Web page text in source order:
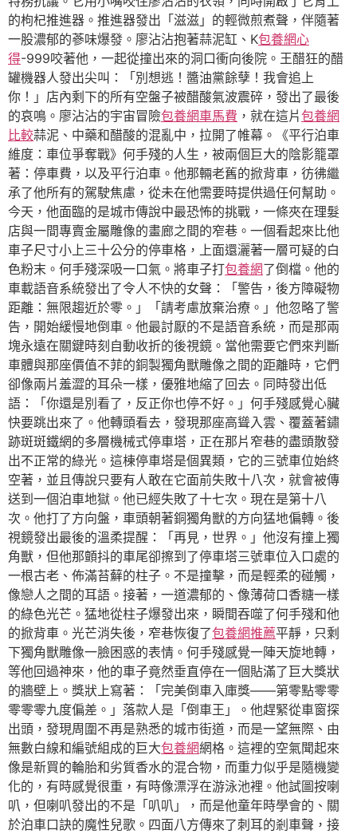
的枸杞推進器。推進器發出「滋滋」的輕微煎煮聲，伴隨著
一股濃郁的蔘味爆發。廖沾沾抱著蒜泥缸、K包養網心
得-999咬著他，一起從撞出來的洞口衝向後院。王醋狂的醋
罐機器人發出尖叫：「別想逃！醬油黨餘孽！我會追上
你！」店內剩下的所有空盤子被醋酸氣波震碎，發出了最後
的哀鳴。廖沾沾的宇宙冒險包養網車馬費 ，就在這片包養網
比較蒜泥、中藥和醋酸的混亂中，拉開了帷幕。《平行泊車
維度：車位爭奪戰》何手殘的人生，被兩個巨大的陰影籠罩
著：停車費，以及平行泊車。他那輛老舊的掀背車，彷彿繼
承了他所有的駕駛焦慮，從未在他需要時提供過任何幫助。
今天，他面臨的是城市傳說中最恐怖的挑戰，一條夾在理髮
店與一間專賣金屬雕像的畫廊之間的窄巷。一個看起來比他
車子尺寸小上三十公分的停車格，上面還灑著一層可疑的白
色粉末。何手殘深吸一口氣。將車子打包養網了倒檔。他的
車載語音系統發出了令人不快的女聲：「警告，後方障礙物
距離：無限趨近於零。」「請考慮放棄治療。」他忽略了警
告，開始緩慢地倒車。他最討厭的不是語音系統，而是那兩
塊永遠在關鍵時刻自動收折的後視鏡。當他需要它們來判斷
車體與那座價值不菲的銅製獨角獸雕像之間的距離時，它們
卻像兩片羞澀的耳朵一樣，優雅地縮了回去。同時發出低
語：「你還是別看了，反正你也停不好。」何手殘感覺心臟
快要跳出來了。他轉頭看去，發現那座高聳入雲、覆蓋著鏽
跡斑斑鐵網的多層機械式停車塔，正在那片窄巷的盡頭散發
出不正常的綠光。這棟停車塔是個異類，它的三號車位始終
空著，並且傳說只要有人敢在它面前失敗十八次，就會被傳
送到一個泊車地獄。他已經失敗了十七次。現在是第十八
次。他打了方向盤，車頭朝著銅獨角獸的方向猛地偏轉。後
視鏡發出最後的溫柔提醒：「再見，世界。」他沒有撞上獨
角獸，但他那顫抖的車尾卻擦到了停車塔三號車位入口處的
一根古老、佈滿苔蘚的柱子。不是撞擊，而是輕柔的碰觸，
像戀人之間的耳語。接著，一道濃郁的、像薄荷口香糖一樣
的綠色光芒。猛地從柱子爆發出來，瞬間吞噬了何手殘和他
的掀背車。光芒消失後，窄巷恢復了包養網推薦平靜，只剩
下獨角獸雕像一臉困惑的表情。何手殘感覺一陣天旋地轉，
等他回過神來，他的車子竟然垂直停在一個貼滿了巨大獎狀
的牆壁上。獎狀上寫著：「完美倒車入庫獎——第零點零零
零零零九度偏差。」落款人是「倒車王」。他趕緊從車窗探
出頭，發現周圍不再是熟悉的城市街道，而是一望無際、由
無數白線和編號組成的巨大包養網網格。這裡的空氣聞起來
像是新買的輪胎和劣質香水的混合物，而重力似乎是隨機變
化的，有時感覺很重，有時像漂浮在游泳池裡。他試圖按喇
叭，但喇叭發出的不是「叭叭」，而是他童年時學會的、關
於泊車口訣的魔性兒歌。四面八方傳來了刺耳的剎車聲，接